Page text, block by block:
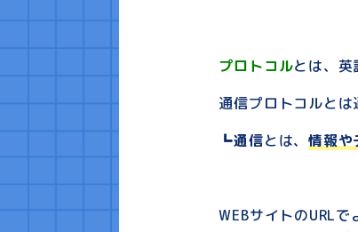
プロトコルとは、英
通信プロトコルとは
┗通信とは、情報や
WEBサイトのURLで